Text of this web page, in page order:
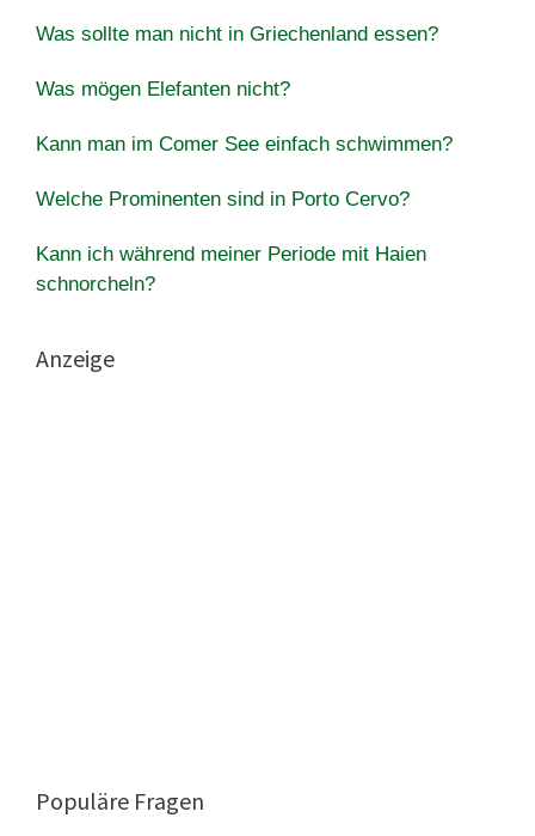
Was sollte man nicht in Griechenland essen?
Was mögen Elefanten nicht?
Kann man im Comer See einfach schwimmen?
Welche Prominenten sind in Porto Cervo?
Kann ich während meiner Periode mit Haien
schnorcheln?
Anzeige
Populäre Fragen